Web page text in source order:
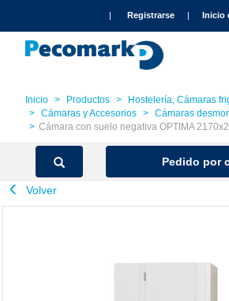
| Registrarse | Inicio
Inicio Productos
Hostelería, Cámaras
Cámaras y Accesorios
Cámaras
Cámara con suelo negativa OPTIMA
Pedido por
Volver